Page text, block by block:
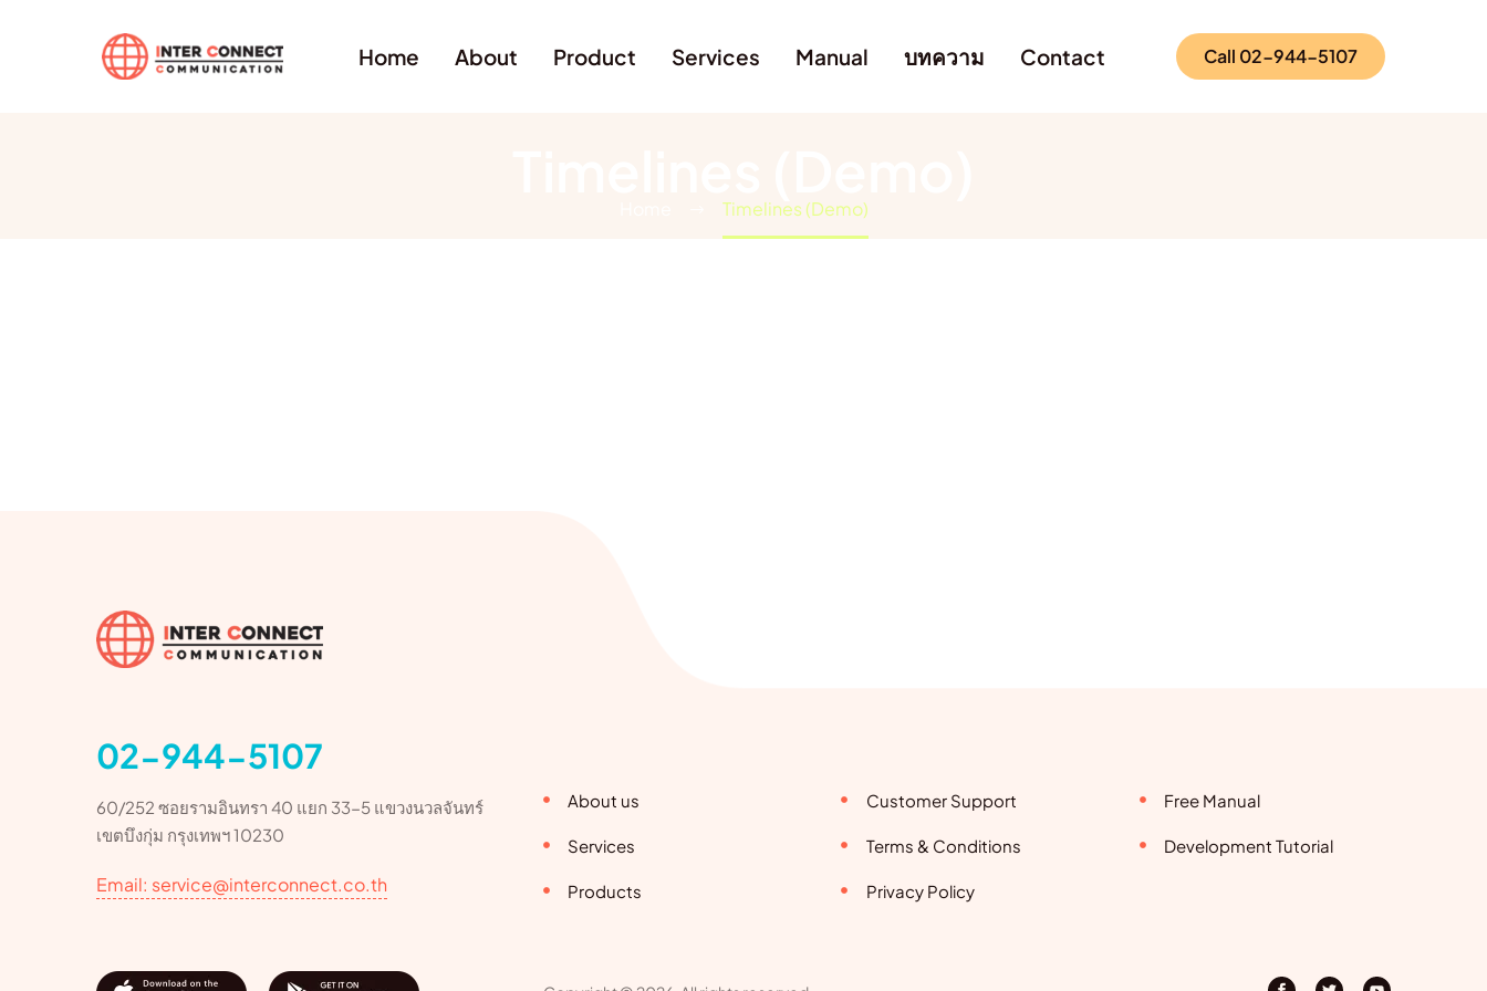
Home About Product Services Manual บทความ Contact Call 02-944-5107
Timelines (Demo)
02-944-5107
60/252 ซอยรามอินทรา 40 แยก 33-5 แขวงนวลจันทร์
เขตบึงกุ่ม กรุงเทพฯ 10230
Email: service@interconnect.co.th
About us
Services
Products
Customer Support
Terms & Conditions
Privacy Policy
Free Manual
Development Tutorial